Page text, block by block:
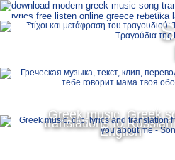
Greek music, Greek
translations to
English
Ελληνικά